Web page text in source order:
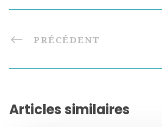
PRÉCÉDENT
Articles similaires